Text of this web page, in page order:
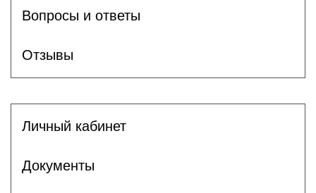
Вопросы и ответы
Отзывы
Личный кабинет
Документы